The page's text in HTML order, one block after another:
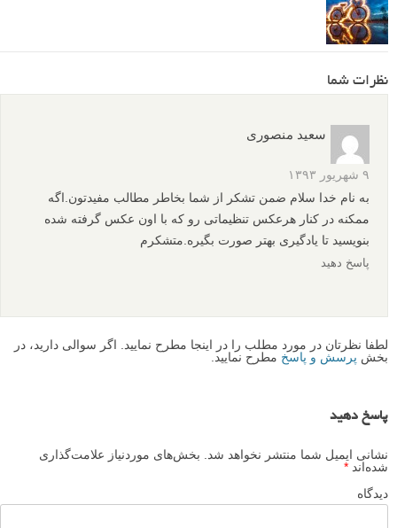
نظرات شما
سعید منصوری
۹ شهریور ۱۳۹۳
به نام خدا سلام ضمن تشکر از شما بخاطر مطالب مفیدتون.اگه
ممکنه در کنار هرعکس تنظیماتی رو که با اون عکس گرفته شده
بنویسید تا یادگیری بهتر صورت بگیره.متشکرم
پاسخ دهید
لطفا نظرتان در مورد مطلب را در اینجا مطرح نمایید. اگر سوالی دارید، در
بخش پرسش و پاسخ مطرح نمایید.
پاسخ دهید
نشانی ایمیل شما منتشر نخواهد شد. بخش‌های موردنیاز علامت‌گذاری
شده‌اند *
دیدگاه